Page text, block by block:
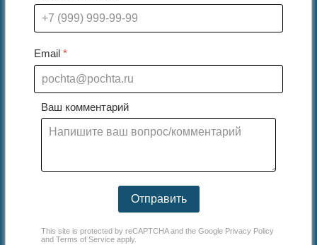
Email *
Ваш комментарий
Отправить
This site is protected by reCAPTCHA and the Google Privacy Policy
and Terms of Service apply.